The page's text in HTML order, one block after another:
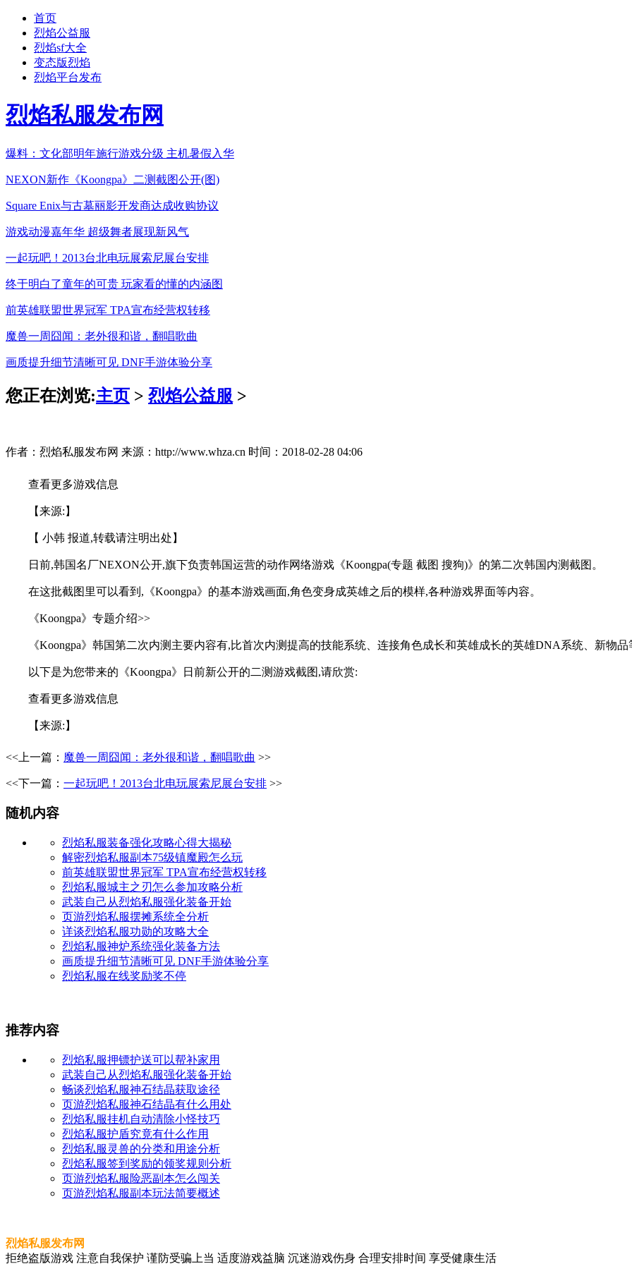
首页
烈焰公益服
烈焰sf大全
变态版烈焰
烈焰平台发布
烈焰私服发布网
爆料：文化部明年施行游戏分级 主机暑假入华
NEXON新作《Koongpa》二测截图公开(图)
Square Enix与古墓丽影开发商达成收购协议
游戏动漫嘉年华 超级舞者展现新风气
一起玩吧！2013台北电玩展索尼展台安排
终于明白了童年的可贵 玩家看的懂的内涵图
前英雄联盟世界冠军 TPA宣布经营权转移
魔兽一周囧闻：老外很和谐，翻唱歌曲
画质提升细节清晰可见 DNF手游体验分享
您正在浏览:主页 > 烈焰公益服 >
作者：烈焰私服发布网 来源：http://www.whza.cn 时间：2018-02-28 04:06
查看更多游戏信息
【来源:】
【 小韩 报道,转载请注明出处】
日前,韩国名厂NEXON公开,旗下负责韩国运营的动作网络游戏《Koongpa(专题 截图 搜狗)》的第二次韩国内测截图。
在这批截图里可以看到,《Koongpa》的基本游戏画面,角色变身成英雄之后的模样,各种游戏界面等内容。
《Koongpa》专题介绍>>
《Koongpa》韩国第二次内测主要内容有,比首次内测提高的技能系统、连接角色成长和英雄成长的英雄DNA系统、新物品
以下是为您带来的《Koongpa》日前新公开的二测游戏截图,请欣赏:
查看更多游戏信息
【来源:】
<<上一篇： 魔兽一周囧闻：老外很和谐，翻唱歌曲 >>
<<下一篇： 一起玩吧！2013台北电玩展索尼展台安排 >>
随机内容
烈焰私服装备强化攻略心得大揭秘
解密烈焰私服副本75级镇魔殿怎么玩
前英雄联盟世界冠军 TPA宣布经营权转移
烈焰私服城主之刃怎么参加攻略分析
武装自己从烈焰私服强化装备开始
页游烈焰私服摆摊系统全分析
详谈烈焰私服功勋的攻略大全
烈焰私服神炉系统强化装备方法
画质提升细节清晰可见 DNF手游体验分享
烈焰私服在线奖励奖不停
推荐内容
烈焰私服押镖护送可以帮补家用
武装自己从烈焰私服强化装备开始
畅谈烈焰私服神石结晶获取途径
页游烈焰私服神石结晶有什么用处
烈焰私服挂机自动清除小怪技巧
烈焰私服护盾究竟有什么作用
烈焰私服灵兽的分类和用途分析
烈焰私服签到奖励的领奖规则分析
页游烈焰私服险恶副本怎么闯关
页游烈焰私服副本玩法简要概述
烈焰私服发布网
拒绝盗版游戏 注意自我保护 谨防受骗上当 适度游戏益脑 沉迷游戏伤身 合理安排时间 享受健康生活